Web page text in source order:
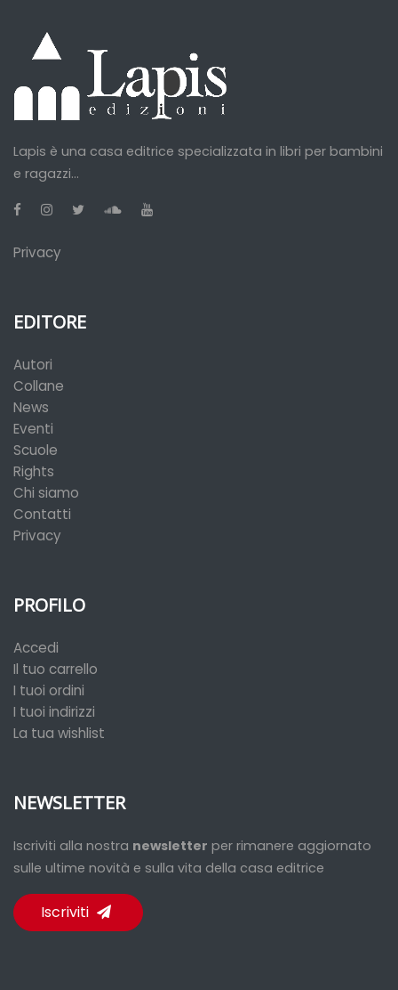
Lapis è una casa editrice specializzata in libri per bambini
e ragazzi...
Privacy
EDITORE
Autori
Collane
News
Eventi
Scuole
Rights
Chi siamo
Contatti
Privacy
PROFILO
Accedi
Il tuo carrello
I tuoi ordini
I tuoi indirizzi
La tua wishlist
NEWSLETTER
Iscriviti alla nostra newsletter per rimanere aggiornato
sulle ultime novità e sulla vita della casa editrice
Iscriviti